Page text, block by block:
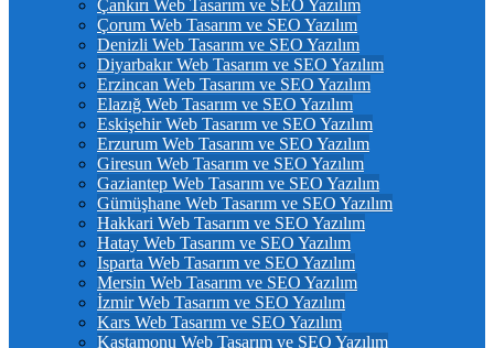
Çankırı Web Tasarım ve SEO Yazılım
Çorum Web Tasarım ve SEO Yazılım
Denizli Web Tasarım ve SEO Yazılım
Diyarbakır Web Tasarım ve SEO Yazılım
Erzincan Web Tasarım ve SEO Yazılım
Elazığ Web Tasarım ve SEO Yazılım
Eskişehir Web Tasarım ve SEO Yazılım
Erzurum Web Tasarım ve SEO Yazılım
Giresun Web Tasarım ve SEO Yazılım
Gaziantep Web Tasarım ve SEO Yazılım
Gümüşhane Web Tasarım ve SEO Yazılım
Hakkari Web Tasarım ve SEO Yazılım
Hatay Web Tasarım ve SEO Yazılım
Isparta Web Tasarım ve SEO Yazılım
Mersin Web Tasarım ve SEO Yazılım
İzmir Web Tasarım ve SEO Yazılım
Kars Web Tasarım ve SEO Yazılım
Kastamonu Web Tasarım ve SEO Yazılım